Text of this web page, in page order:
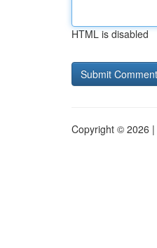
HTML is disabled
Copyright © 2026 |